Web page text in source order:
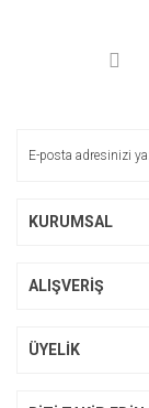
Görüş ve
Ürün
KURUMSAL
ALIŞVERİŞ
ÜYELİK